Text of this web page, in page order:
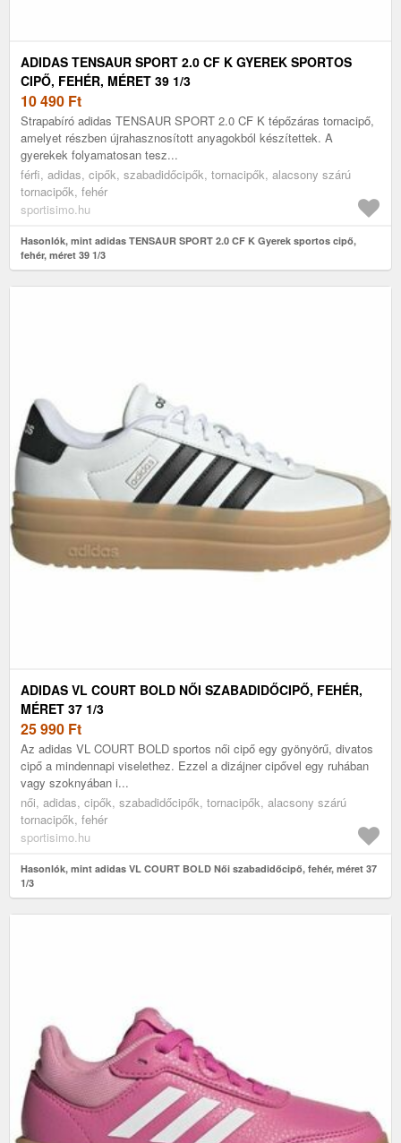
ADIDAS TENSAUR SPORT 2.0 CF K GYEREK SPORTOS
CIPŐ, FEHÉR, MÉRET 39 1/3
10 490 Ft
Strapabíró adidas TENSAUR SPORT 2.0 CF K tépőzáras tornacipő,
amelyet részben újrahasznosított anyagokból készítettek. A
gyerekek folyamatosan tesz...
férfi, adidas, cipők, szabadidőcipők, tornacipők, alacsony szárú
tornacipők, fehér
sportisimo.hu
Hasonlók, mint adidas TENSAUR SPORT 2.0 CF K Gyerek sportos cipő,
fehér, méret 39 1/3
ADIDAS VL COURT BOLD NŐI SZABADIDŐCIPŐ, FEHÉR,
MÉRET 37 1/3
25 990 Ft
Az adidas VL COURT BOLD sportos női cipő egy gyönyörű, divatos
cipő a mindennapi viselethez. Ezzel a dizájner cipővel egy ruhában
vagy szoknyában i...
női, adidas, cipők, szabadidőcipők, tornacipők, alacsony szárú
tornacipők, fehér
sportisimo.hu
Hasonlók, mint adidas VL COURT BOLD Női szabadidőcipő, fehér, méret 37
1/3